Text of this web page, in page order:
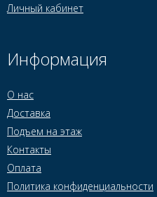
Личный кабинет
Информация
О нас
Доставка
Подъем на этаж
Контакты
Оплата
Политика конфиденциальности